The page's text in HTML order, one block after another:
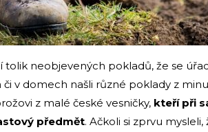
tolik neobjevených pokladů, že se
či v domech našli různé poklady z
z malé české vesničky, kteří při
předmět. Ačkoli si zprvu